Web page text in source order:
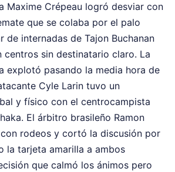
Maxime Crépeau logró desviar con
que se colaba por el palo
de internadas de Tajon Buchanan
centros sin destinatario claro. La
explotó pasando la media hora de
Cyle Larin tuvo un
y físico con el centrocampista
El árbitro brasileño Ramon
rodeos y cortó la discusión por
la tarjeta amarilla a ambos
que calmó los ánimos pero